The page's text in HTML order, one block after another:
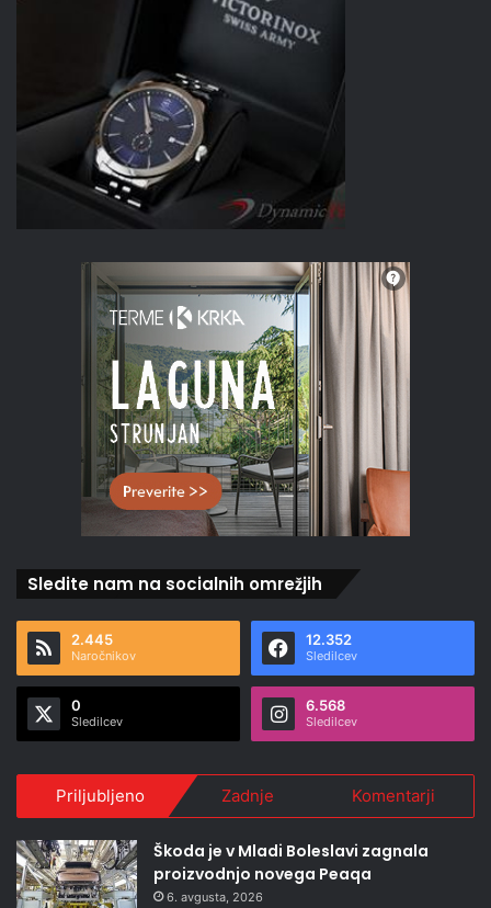
Sledite nam na socialnih omrežjih
2.445
Naročnikov
12.352
Sledilcev
0
Sledilcev
6.568
Sledilcev
Priljubljeno Zadnje Komentarji
Škoda je v Mladi Boleslavi zagnala
proizvodnjo novega Peaqa
6. avgusta, 2026